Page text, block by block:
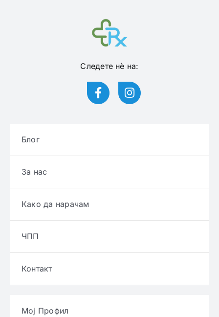
Следете нѐ на:
Блог
За нас
Како да нарачам
ЧПП
Контакт
Мој Профил